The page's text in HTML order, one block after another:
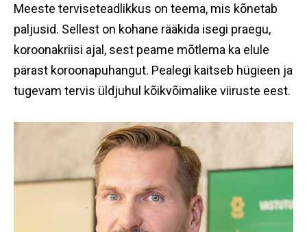
Meeste terviseteadlikkus on teema, mis kõnetab
paljusid. Sellest on kohane rääkida isegi praegu,
koroonakriisi ajal, sest peame mõtlema ka elule
pärast koroonapuhangut. Pealegi kaitseb hügieen ja
tugevam tervis üldjuhul kõikvõimalike viiruste eest.